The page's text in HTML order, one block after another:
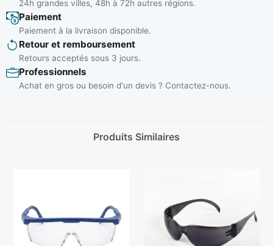
24h grandes villes, 48h à 72h autres régions.
Paiement
Paiement à la livraison disponible.
Retour et remboursement
Retours acceptés sous 3 jours.
Professionnels
Achat en gros ou besoin d'un devis ? Contactez-nous.
Produits Similaires